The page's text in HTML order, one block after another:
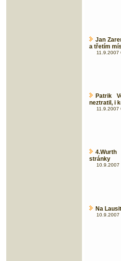
Jan
a třetím
11.9.2007
Patrik
neztratil, i
11.9.2007
stránky
10.9.2007
Na
10.9.2007